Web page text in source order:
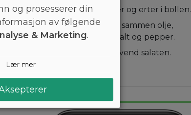
Tilsett tomat, tyttebær og erter i bollen.
Ta en ny bolle og visp sammen olje,
eddik, sennep, sirup, salt og pepper.
Drypp dressingen og vend salaten.
Værsågod!
og prosesserer din
av følgende
& Marketing.
Lær mer